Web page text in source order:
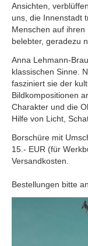
Ansichten,
uns, die Innenstadt
Menschen auf ihren
belebter, geradezu
Anna Lehmann-
klassischen Sinne.
fasziniert sie der
Bildkompositionen
Charakter und die
Hilfe von Licht,
Borschüre mit
15.- EUR (für
Versandkosten.
Bestellungen bitte an